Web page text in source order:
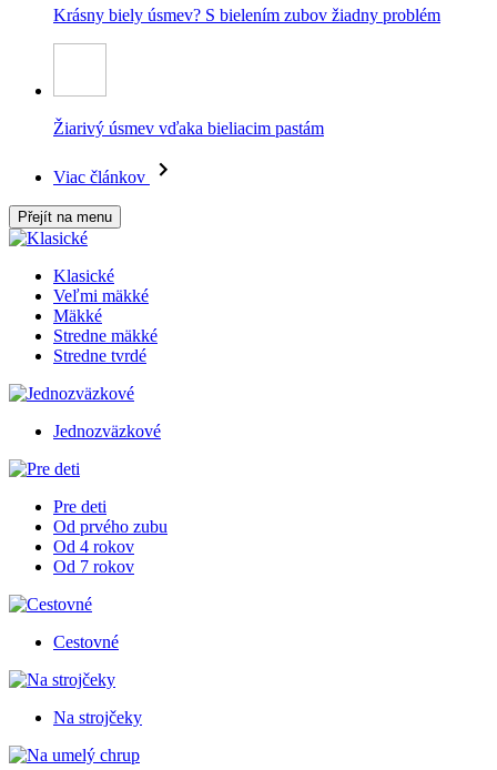
Krásny biely úsmev? S bielením zubov žiadny problém
Žiarivý úsmev vďaka bieliacim pastám
Viac článkov
Přejít na menu
Klasické
Veľmi mäkké
Mäkké
Stredne mäkké
Stredne tvrdé
Jednozväzkové
Pre deti
Od prvého zubu
Od 4 rokov
Od 7 rokov
Cestovné
Na strojčeky